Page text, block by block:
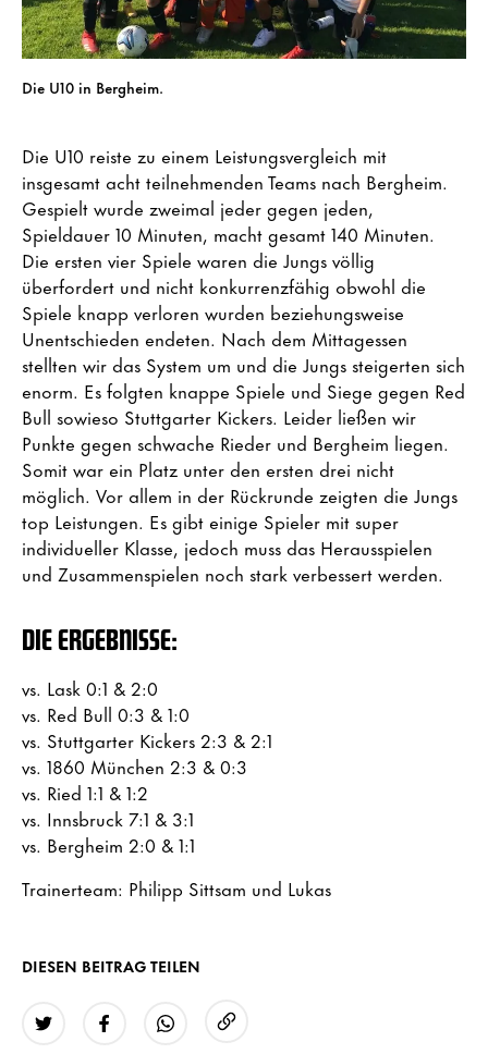
Die U10 in Bergheim.
Die U10 reiste zu einem Leistungsvergleich mit
insgesamt acht teilnehmenden Teams nach Bergheim.
Gespielt wurde zweimal jeder gegen jeden,
Spieldauer 10 Minuten, macht gesamt 140 Minuten.
Die ersten vier Spiele waren die Jungs völlig
überfordert und nicht konkurrenzfähig obwohl die
Spiele knapp verloren wurden beziehungsweise
Unentschieden endeten. Nach dem Mittagessen
stellten wir das System um und die Jungs steigerten sich
enorm. Es folgten knappe Spiele und Siege gegen Red
Bull sowieso Stuttgarter Kickers. Leider ließen wir
Punkte gegen schwache Rieder und Bergheim liegen.
Somit war ein Platz unter den ersten drei nicht
möglich. Vor allem in der Rückrunde zeigten die Jungs
top Leistungen. Es gibt einige Spieler mit super
individueller Klasse, jedoch muss das Herausspielen
und Zusammenspielen noch stark verbessert werden.
DIE ERGEBNISSE:
vs. Lask 0:1 & 2:0
vs. Red Bull 0:3 & 1:0
vs. Stuttgarter Kickers 2:3 & 2:1
vs. 1860 München 2:3 & 0:3
vs. Ried 1:1 & 1:2
vs. Innsbruck 7:1 & 3:1
vs. Bergheim 2:0 & 1:1
Trainerteam: Philipp Sittsam und Lukas
DIESEN BEITRAG TEILEN